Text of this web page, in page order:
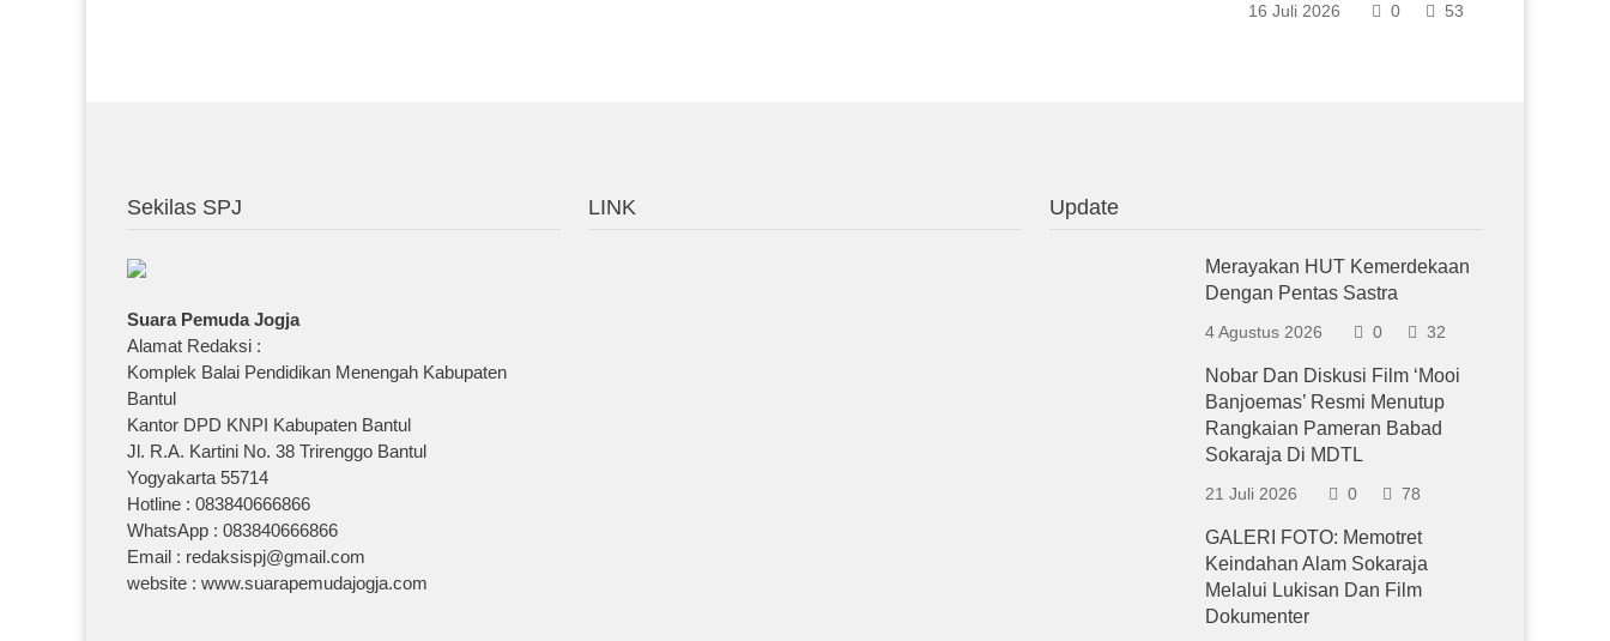
16 Juli 2026 0 53
Sekilas SPJ
Suara Pemuda Jogja
Alamat Redaksi :
Komplek Balai Pendidikan Menengah Kabupaten
Bantul
Kantor DPD KNPI Kabupaten Bantul
Jl. R.A. Kartini No. 38 Trirenggo Bantul
Yogyakarta 55714
Hotline : 083840666866
WhatsApp : 083840666866
Email : redaksispj@gmail.com
website : www.suarapemudajogja.com
LINK Update
Merayakan HUT Kemerdekaan
Dengan Pentas Sastra
4 Agustus 2026 0 32
Nobar Dan Diskusi Film ‘Mooi
Banjoemas’ Resmi Menutup
Rangkaian Pameran Babad
Sokaraja Di MDTL
21 Juli 2026 0 78
GALERI FOTO: Memotret
Keindahan Alam Sokaraja
Melalui Lukisan Dan Film
Dokumenter